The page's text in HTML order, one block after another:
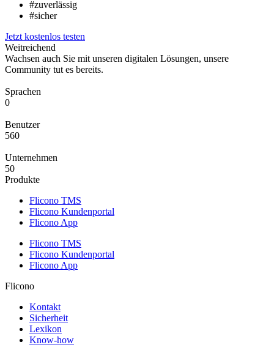
#zuverlässig
#sicher
Jetzt kostenlos testen
Weitreichend
Wachsen auch Sie mit unseren digitalen Lösungen, unsere
Community tut es bereits.
Sprachen
0
Benutzer
560
Unternehmen
50
Produkte
Flicono TMS
Flicono Kundenportal
Flicono App
Flicono TMS
Flicono Kundenportal
Flicono App
Flicono
Kontakt
Sicherheit
Lexikon
Know-how